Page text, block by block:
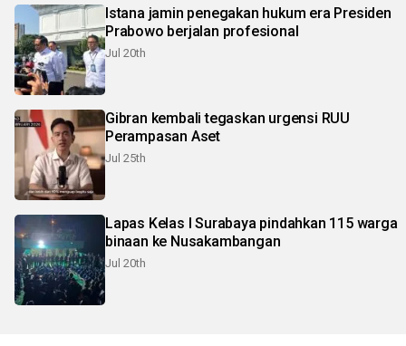
Istana jamin penegakan hukum era Presiden
Prabowo berjalan profesional
Jul 20th
Gibran kembali tegaskan urgensi RUU
Perampasan Aset
Jul 25th
Lapas Kelas I Surabaya pindahkan 115 warga
binaan ke Nusakambangan
Jul 20th